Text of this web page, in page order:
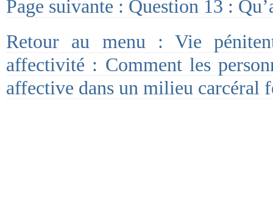
Page suivante : Question 13 :
Retour au menu : Vie
affectivité : Comment les
affective dans un milieu carcéral